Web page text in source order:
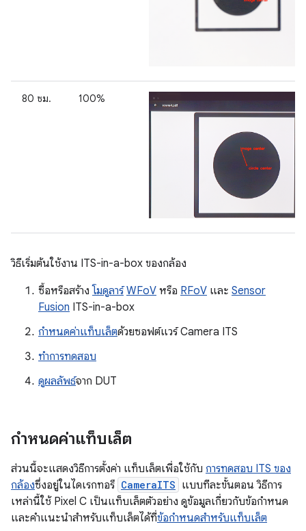
80 ซม. 100%
วิธีเริ่มต้นใช้งาน ITS-in-a-box ของกล้อง
ซื้อหรือสร้าง โมดูลาร์ WFoV หรือ RFoV และ Sensor
Fusion ITS-in-a-box
กำหนดค่าแท็บเล็ตด้วยซอฟต์แวร์ Camera ITS
ทำการทดสอบ
ดูผลลัพธ์จาก DUT
กำหนดค่าแท็บเล็ต
ส่วนนี้จะแสดงวิธีการตั้งค่า แท็บเล็ตเพื่อใช้กับ การทดสอบ ITS ของ
กล้องซึ่งอยู่ในไดเรกทอรี CameraITS แบบทีละขั้นตอน วิธีการ
เหล่านี้ใช้ Pixel C เป็นแท็บเล็ตตัวอย่าง ดูข้อมูลเกี่ยวกับข้อกำหนด
และคำแนะนำสำหรับแท็บเล็ตได้ที่ข้อกำหนดสำหรับแท็บเล็ต